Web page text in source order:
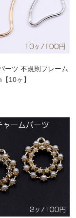
ーツ 不規則フレーム
10ヶ】